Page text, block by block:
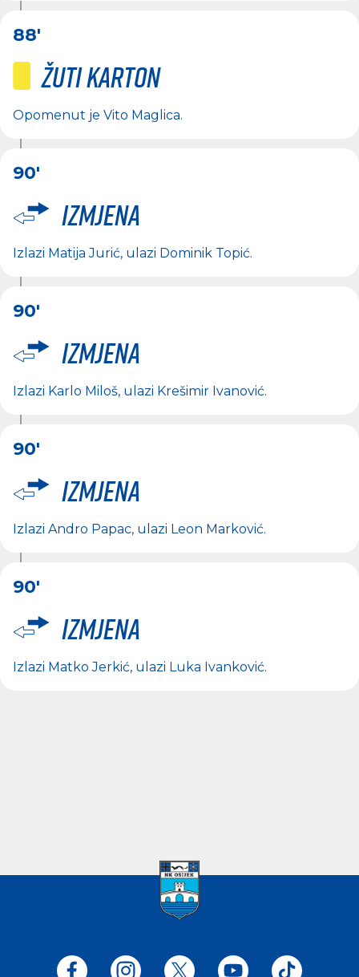
88'
Žuti karton
Opomenut je Vito Maglica.
90'
Izmjena
Izlazi Matija Jurić, ulazi Dominik Topić.
90'
Izmjena
Izlazi Karlo Miloš, ulazi Krešimir Ivanović.
90'
Izmjena
Izlazi Andro Papac, ulazi Leon Marković.
90'
Izmjena
Izlazi Matko Jerkić, ulazi Luka Ivanković.